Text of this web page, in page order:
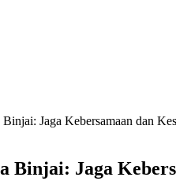
Jaga Kebersamaan dan
Binjai: Jaga